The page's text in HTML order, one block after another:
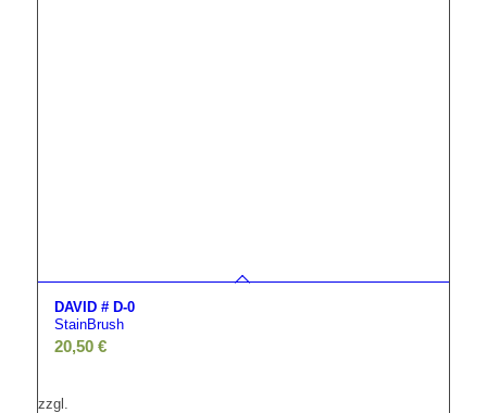
DAVID # D-0
StainBrush
20,50 €
zzgl.